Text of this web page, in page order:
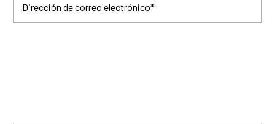
Dirección de correo electrónico*